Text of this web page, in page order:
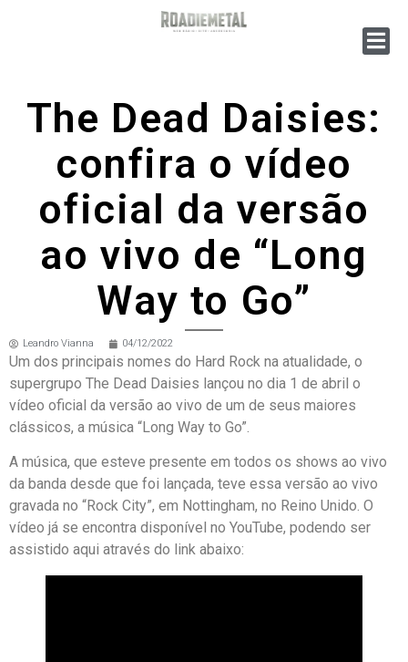
The Dead Daisies:
confira o vídeo
oficial da versão
ao vivo de “Long
Way to Go”
Leandro Vianna 04/12/2022
Um dos principais nomes do Hard Rock na atualidade, o
supergrupo The Dead Daisies lançou no dia 1 de abril o
vídeo oficial da versão ao vivo de um de seus maiores
clássicos, a música “Long Way to Go”.
A música, que esteve presente em todos os shows ao vivo
da banda desde que foi lançada, teve essa versão ao vivo
gravada no “Rock City”, em Nottingham, no Reino Unido. O
vídeo já se encontra disponível no YouTube, podendo ser
assistido aqui através do link abaixo: